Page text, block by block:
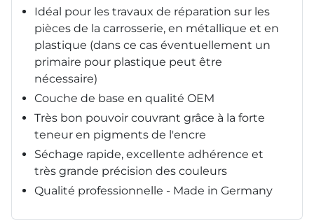
Idéal pour les travaux de réparation sur les
pièces de la carrosserie, en métallique et en
plastique (dans ce cas éventuellement un
primaire pour plastique peut être
nécessaire)
Couche de base en qualité OEM
Très bon pouvoir couvrant grâce à la forte
teneur en pigments de l'encre
Séchage rapide, excellente adhérence et
très grande précision des couleurs
Qualité professionnelle - Made in Germany